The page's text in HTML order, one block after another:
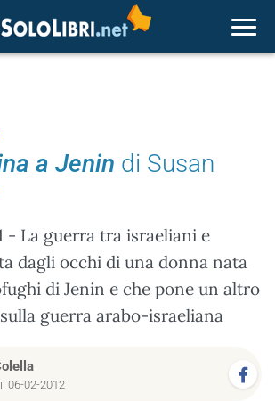
a Jenin di Susan
- La guerra tra israeliani e
dagli occhi di una donna nata
di Jenin e che pone un altro
guerra arabo-israeliana
06-02-2012